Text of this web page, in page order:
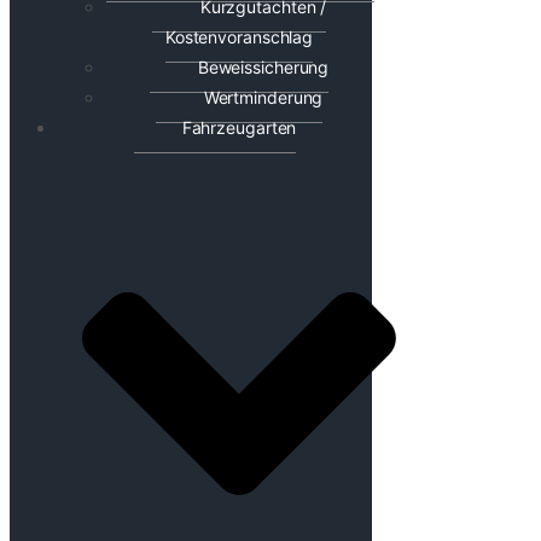
Kurzgutachten /
Kostenvoranschlag
Beweissicherung
Wertminderung
Fahrzeugarten